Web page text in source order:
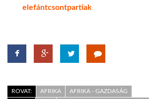
elefántcsontpartiak
ROVAT: AFRIKA
AFRIKA - GAZDASÁG